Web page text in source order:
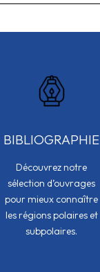
BIBLIOGRAPHIE
Découvrez notre
sélection d’ouvrages
pour mieux connaître
les régions polaires et
subpolaires.